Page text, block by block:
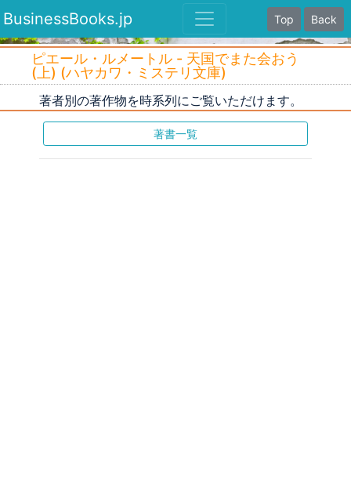
BusinessBooks.jp Top Back
ピエール・ルメートル - 天国でまた会おう
(上) (ハヤカワ・ミステリ文庫)
著者別の著作物を時系列にご覧いただけます。
著書一覧